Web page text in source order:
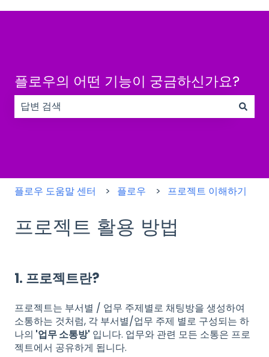
플로우의 어떤 기능이 궁금하신가요?
플로우 도움말 센터 플로우 프로젝트 이해하기
프로젝트 활용 방법
1. 프로젝트란?
프로젝트는 부서별 / 업무 주제별로 채팅방을 생성하여
소통하는 것처럼, 각 부서별/업무 주제 별로 구성되는 하
나의 '업무 소통방' 입니다. 업무와 관련 모든 소통은 프로
젝트에서 공유하게 됩니다.